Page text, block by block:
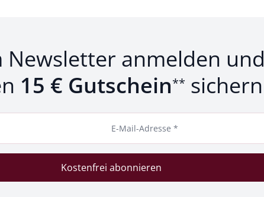
Newsletter anmelden und
15 € Gutschein** sichern
E-Mail-Adresse *
Kostenfrei abonnieren